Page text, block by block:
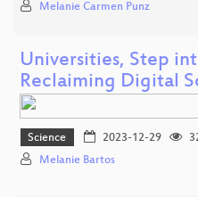
Melanie Carmen Punz
Universities, Step
Reclaiming Digital
Science 2023-12-29
Melanie Bartos